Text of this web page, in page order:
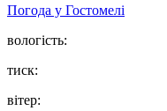
Погода у Гостомелі
вологість:
тиск:
вітер: